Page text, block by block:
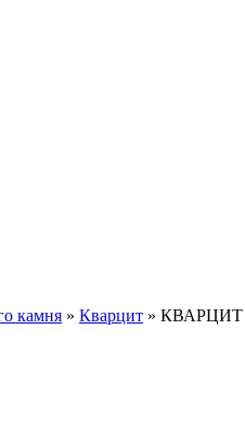
камня » Кварцит » КВАРЦИТ